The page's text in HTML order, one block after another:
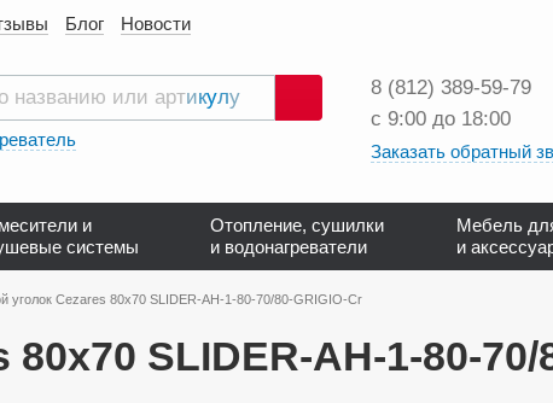
Блог Новости
Поиск
8 (812) 389‑59‑79
с 9:00 до 18:00
Заказать обратный
и
системы
Отопление, сушилки
и водонагреватели
Мебель
и
уголок Cezares 80х70 SLIDER-AH-1-80-70/80-GRIGIO-Cr
SLIDER-AH-1-80-70/